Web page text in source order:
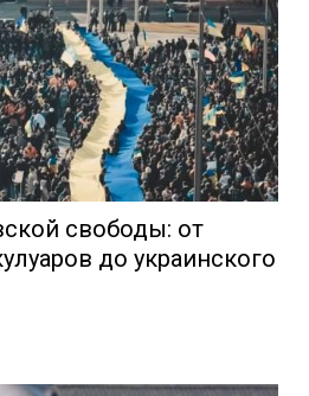
свободы: от
до украинского